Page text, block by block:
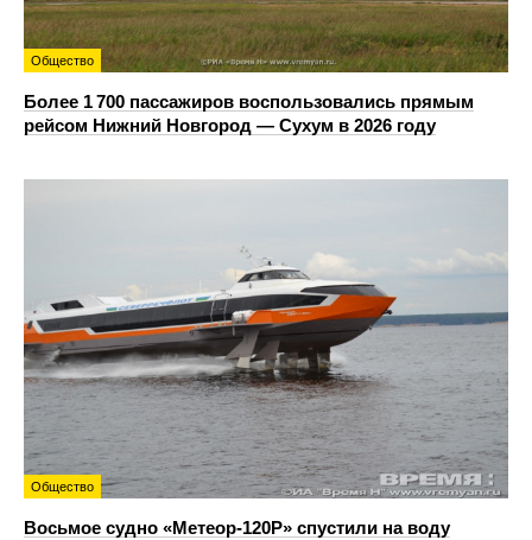
Общество
Более 1 700 пассажиров воспользовались прямым
рейсом Нижний Новгород — Сухум в 2026 году
Общество
Восьмое судно «Метеор-120Р» спустили на воду